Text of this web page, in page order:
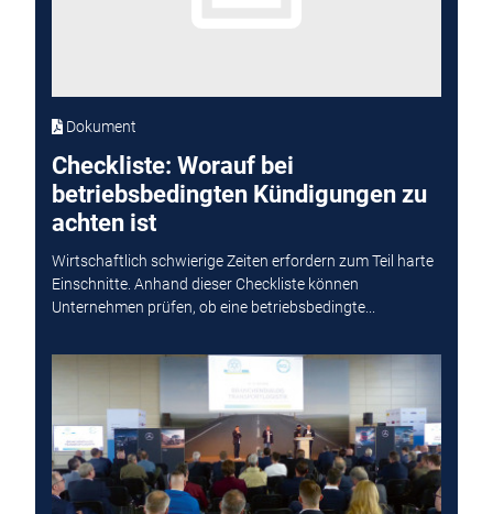
Dokument
Checkliste: Worauf bei
betriebsbedingten Kündigungen zu
achten ist
Wirtschaftlich schwierige Zeiten erfordern zum Teil harte
Einschnitte. Anhand dieser Checkliste können
Unternehmen prüfen, ob eine betriebsbedingte...